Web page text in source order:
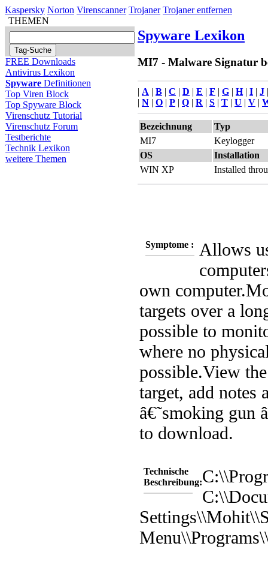
Kaspersky Norton Virenscanner Trojaner Trojaner entfernen
THEMEN
FREE Downloads
Antivirus Lexikon
Spyware Definitionen
Top Viren Block
Top Spyware Block
Virenschutz Tutorial
Virenschutz Forum
Testberichte
Technik Lexikon
weitere Themen
Spyware Lexikon
MI7 - Malware Signatur
| A | B | C | D | E | F | G | H| I | J
| N | O | P | Q | R | S | T | U | V |
Bezeichnung
Typ
MI7
Keylogger
OS
Installation
WIN XP
Installed
Symptome :
Allows
own computer.
targets over a
possible to
where no
possible.View
target, add notes
â€˜smoking gun
to download.
Technische
Beschreibung: